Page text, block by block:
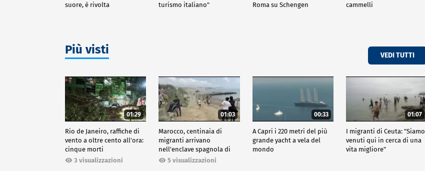
suore, è rivolta
turismo italiano"
Roma su Schengen
cammelli
Più visti VEDI TUTTI
01:29
Rio de Janeiro, raffiche di
vento a oltre cento all'ora:
cinque morti
3 visualizzazioni
01:03
Marocco, centinaia di
migranti arrivano
nell'enclave spagnola di
Ceuta5 visualizzazioni
00:33
A Capri i 220 metri del più
grande yacht a vela del
mondo
01:07
I migranti di Ceuta: "Siamo
venuti qui in cerca di una
vita migliore"